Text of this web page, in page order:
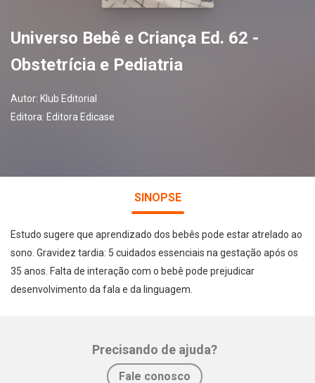
Universo Bebê e Criança Ed. 62 -
Obstetrícia e Pediatria
Autor: Klub Editorial
Editora: Editora Edicase
SINOPSE
Estudo sugere que aprendizado dos bebês pode estar atrelado ao
sono. Gravidez tardia: 5 cuidados essenciais na gestação após os
35 anos. Falta de interação com o bebê pode prejudicar
desenvolvimento da fala e da linguagem.
Precisando de ajuda?
Fale conosco
Facebook Twitter